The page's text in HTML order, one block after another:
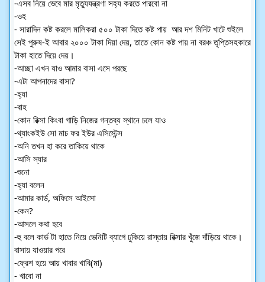
-এসব নিয়ে ভেবে মার মৃত্যুযন্ত্রণা সহ্য করতে পারবো না
-ওহ
- সারাদিন কষ্ট করলে মালিকরা ৫০০ টাকা দিতে কষ্ট পায়  আর দশ মিনিট খাটে শুইলে
সেই পুরুষ-ই আবার ২০০০ টাকা দিয়া দেয়, তাতে কোন কষ্ট পায় না বরঞ্চ তৃপ্তিসহকারে
টাকা হাতে দিয়ে দেয়।
-আচ্ছা এখন যাও আমার বাসা এসে পরছে
-এটা আপনাদের বাসা?
-হ্যা
-বাহ
-কোন রিক্সা কিংবা গাড়ি নিজের গন্তব্য স্থানে চলে যাও
-থ্যাংকইউ সো মাচ ফর ইউর এসিস্টেন্স
-অনি তখন হা করে তাকিয়ে থাকে
-আসি স্যার
-শুনো
-হ্যা বলেন
-আমার কার্ড, অফিসে আইসো
-কেন?
-আসলে কথা হবে
-হু বলে কার্ড টা হাতে নিয়ে ভেনিটি ব্যাগে ঢুকিয়ে রাস্তায় রিক্সার খুঁজে দাঁড়িয়ে থাকে।
বাসায় যাওয়ার পরে
-ফ্রেশ হয়ে আয় খাবার খাবি(মা)
- খাবো না